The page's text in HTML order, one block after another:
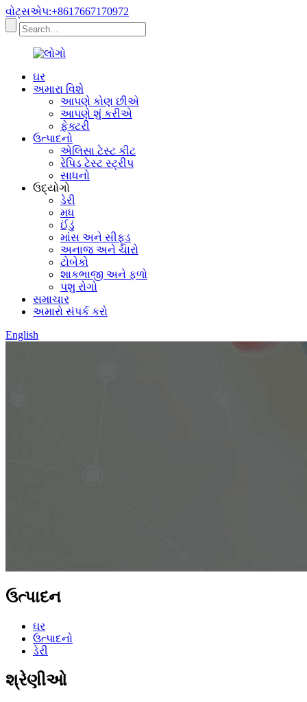
વોટ્સએપ:+8617667170972
ઘર
અમારા વિશે
આપણે કોણ છીએ
આપણે શું કરીએ
ફેક્ટરી
ઉત્પાદનો
એલિસા ટેસ્ટ કીટ
રેપિડ ટેસ્ટ સ્ટ્રીપ
સાધનો
ઉદ્યોગો
ડેરી
મધ
ઈંડું
માંસ અને સીફૂડ
અનાજ અને ચારો
ટોબેકો
શાકભાજી અને ફળો
પશુ રોગો
સમાચાર
અમારો સંપર્ક કરો
English
ઉત્પાદન
ઘર
ઉત્પાદનો
ડેરી
શ્રેણીઓ